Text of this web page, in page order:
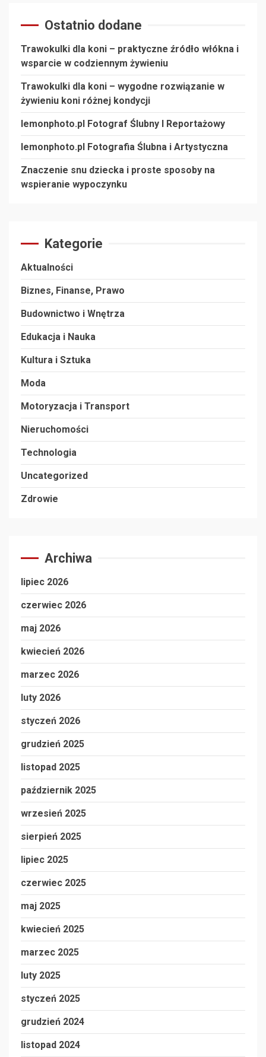
Ostatnio dodane
Trawokulki dla koni – praktyczne źródło włókna i
wsparcie w codziennym żywieniu
Trawokulki dla koni – wygodne rozwiązanie w
żywieniu koni różnej kondycji
lemonphoto.pl Fotograf Ślubny I Reportażowy
lemonphoto.pl Fotografia Ślubna i Artystyczna
Znaczenie snu dziecka i proste sposoby na
wspieranie wypoczynku
Kategorie
Aktualności
Biznes, Finanse, Prawo
Budownictwo i Wnętrza
Edukacja i Nauka
Kultura i Sztuka
Moda
Motoryzacja i Transport
Nieruchomości
Technologia
Uncategorized
Zdrowie
Archiwa
lipiec 2026
czerwiec 2026
maj 2026
kwiecień 2026
marzec 2026
luty 2026
styczeń 2026
grudzień 2025
listopad 2025
październik 2025
wrzesień 2025
sierpień 2025
lipiec 2025
czerwiec 2025
maj 2025
kwiecień 2025
marzec 2025
luty 2025
styczeń 2025
grudzień 2024
listopad 2024